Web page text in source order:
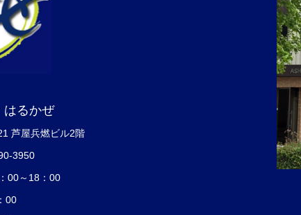
はるかぜ
芦屋兵燃ビル2階
3950
00～18：00
00